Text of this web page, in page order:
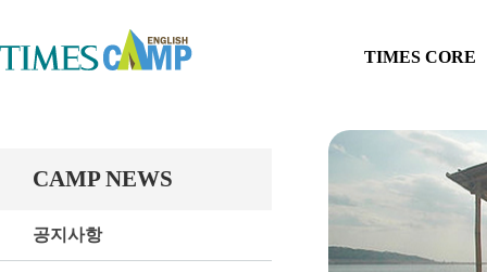
TIMES CORE
CAMP NEWS
공지사항